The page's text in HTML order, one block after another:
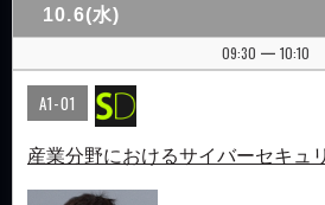
10.6(水)
09:30
| 10:10
A1-01
産業分野におけるサイバーセキュ